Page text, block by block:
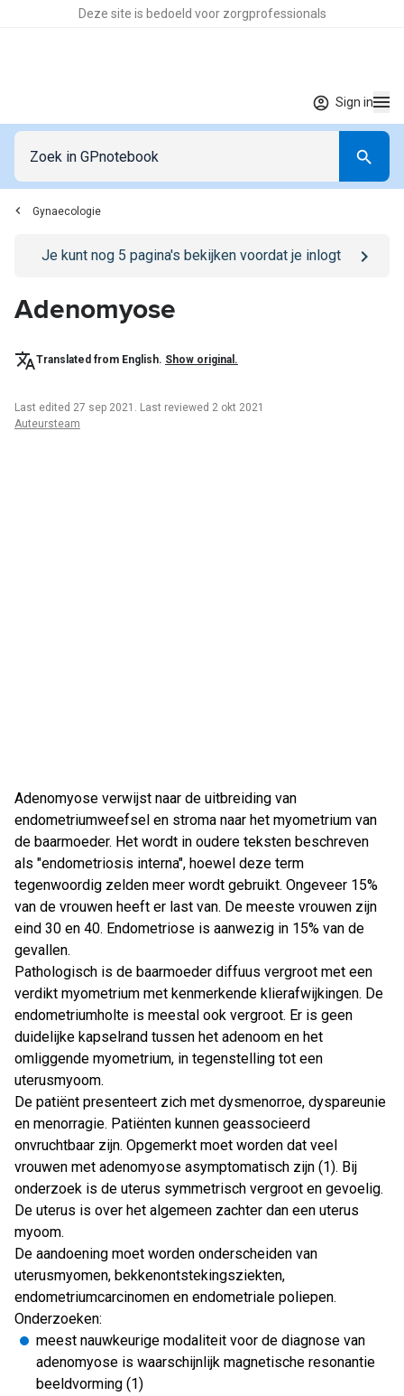
Deze site is bedoeld voor zorgprofessionals
Sign in
Gynaecologie
Go to/sign-in page
Je kunt nog 5 pagina's bekijken voordat je inlogt
Adenomyose
Translated from English. Show original.
Last edited 27 sep 2021 . Last reviewed 2 okt 2021
Auteursteam
Adenomyose verwijst naar de uitbreiding van
endometriumweefsel en stroma naar het myometrium van
de baarmoeder. Het wordt in oudere teksten beschreven
als "endometriosis interna", hoewel deze term
tegenwoordig zelden meer wordt gebruikt. Ongeveer 15%
van de vrouwen heeft er last van. De meeste vrouwen zijn
eind 30 en 40. Endometriose is aanwezig in 15% van de
gevallen.
Pathologisch is de baarmoeder diffuus vergroot met een
verdikt myometrium met kenmerkende klierafwijkingen. De
endometriumholte is meestal ook vergroot. Er is geen
duidelijke kapselrand tussen het adenoom en het
omliggende myometrium, in tegenstelling tot een
uterusmyoom.
De patiënt presenteert zich met dysmenorroe, dyspareunie
en menorragie. Patiënten kunnen geassocieerd
onvruchtbaar zijn. Opgemerkt moet worden dat veel
vrouwen met adenomyose asymptomatisch zijn (1). Bij
onderzoek is de uterus symmetrisch vergroot en gevoelig.
De uterus is over het algemeen zachter dan een uterus
myoom.
De aandoening moet worden onderscheiden van
uterusmyomen, bekkenontstekingsziekten,
endometriumcarcinomen en endometriale poliepen.
Onderzoeken:
meest nauwkeurige modaliteit voor de diagnose van
adenomyose is waarschijnlijk magnetische resonantie
beeldvorming (1)